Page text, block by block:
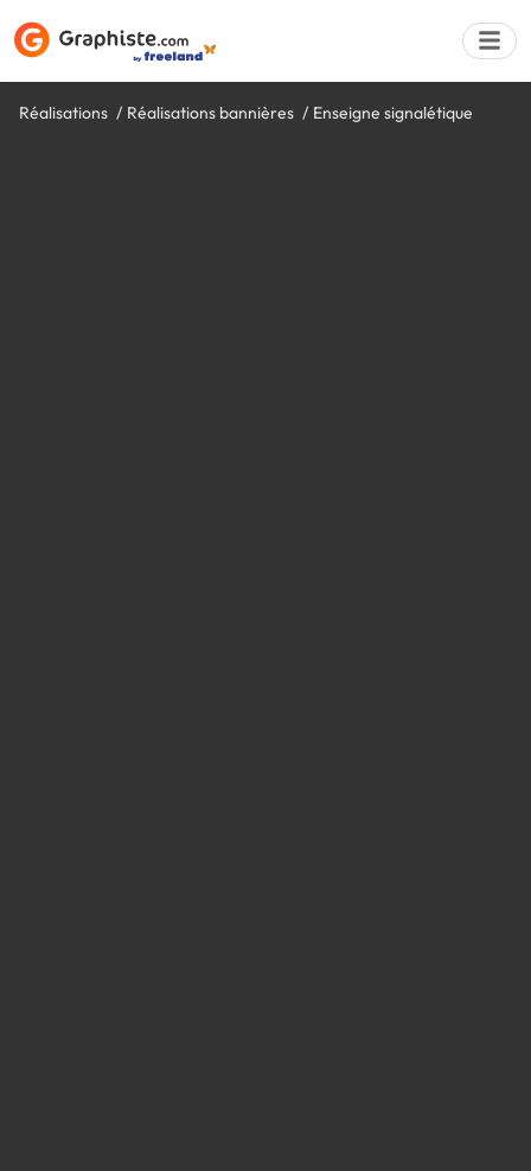
Réalisations Réalisations bannières Enseigne signalétique